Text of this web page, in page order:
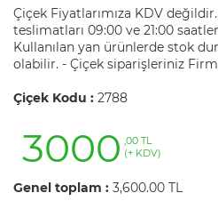
Çiçek Fiyatlarımıza KDV
teslimatları 09:00 ve 21:00
Kullanılan yan ürünlerde stok
olabilir. - Çiçek siparişleriniz
Çiçek Kodu : 2788
3000 ,00 TL
(+ KDV)
Genel toplam : 3,600.00 TL